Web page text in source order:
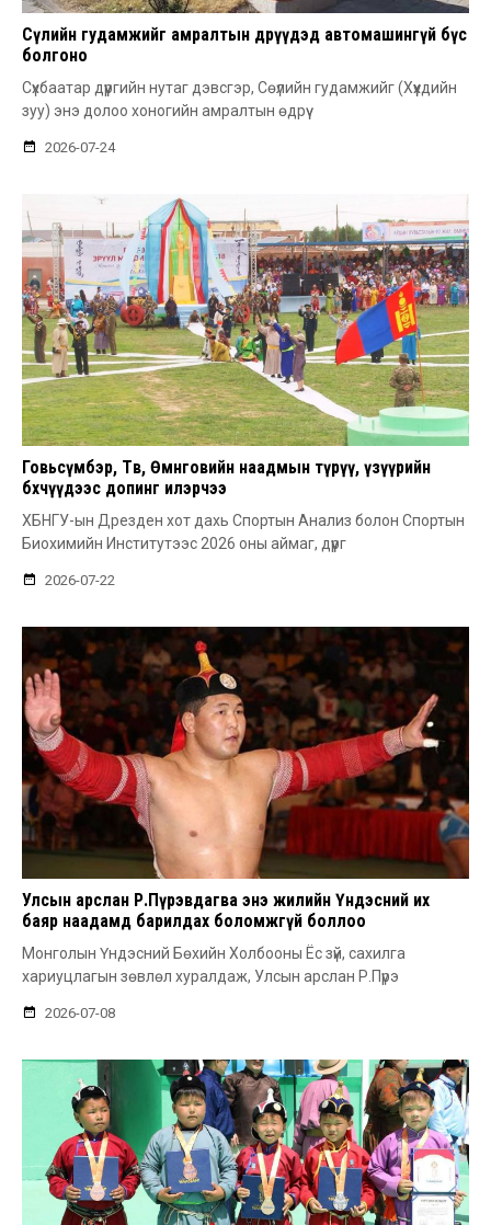
Сөүлийн гудамжийг амралтын өдрүүдэд автомашингүй бүс
болгоно
Сүхбаатар дүүргийн нутаг дэвсгэр, Сөүлийн гудамжийг (Хүүхдийн
зуу) энэ долоо хоногийн амралтын өдрүү
2026-07-24
Говьсүмбэр, Төв, Өмнөговийн наадмын түрүү, үзүүрийн
бөхчүүдээс допинг илэрчээ
ХБНГУ-ын Дрезден хот дахь Спортын Анализ болон Спортын
Биохимийн Институтээс 2026 оны аймаг, дүүрг
2026-07-22
Улсын арслан Р.Пүрэвдагва энэ жилийн Үндэсний их
баяр наадамд барилдах боломжгүй боллоо
Монголын Үндэсний Бөхийн Холбооны Ёс зүй, сахилга
хариуцлагын зөвлөл хуралдаж, Улсын арслан Р.Пүрэ
2026-07-08